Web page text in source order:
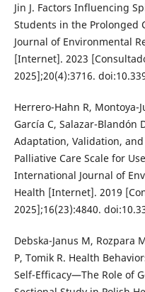
Jin J. Factors Influencing
Students in the Prolonged
Journal of Environmental
[Internet]. 2023
2025];20(4):3716.
Herrero-Hahn R, Montoya-
García C, Salazar-Blandón
Adaptation, Validation,
Palliative Care Scale for
International Journal of
Health [Internet]. 2019
2025];16(23):4840.
Debska-Janus M, Rozpara
P, Tomik R. Health
Self-Efficacy—The Role of